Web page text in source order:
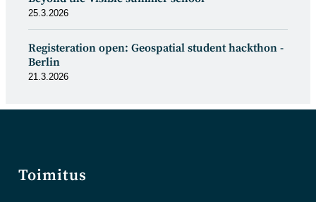
25.3.2026
Registeration open: Geospatial student hackthon -
Berlin
21.3.2026
Toimitus